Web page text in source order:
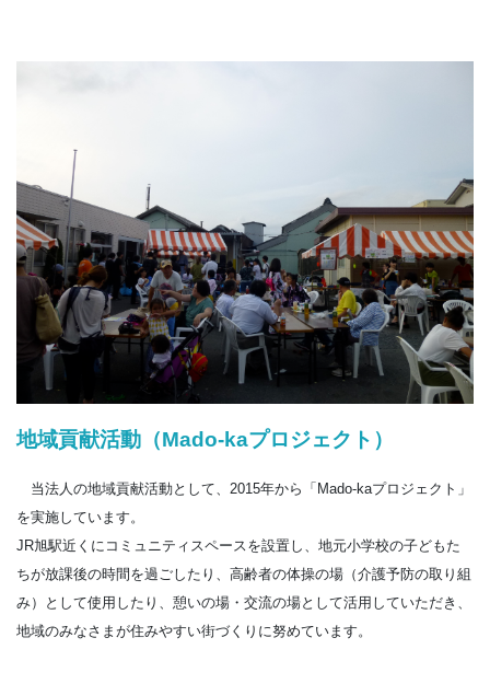
地域貢献活動（Mado-kaプロジェクト）
当法人の地域貢献活動として、2015年から「Mado-kaプロジェクト」
を実施しています。
JR旭駅近くにコミュニティスペースを設置し、地元小学校の子どもた
ちが放課後の時間を過ごしたり、高齢者の体操の場（介護予防の取り組
み）として使用したり、憩いの場・交流の場として活用していただき、
地域のみなさまが住みやすい街づくりに努めています。